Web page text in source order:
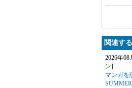
関連す
2026年
ン]
マンガを